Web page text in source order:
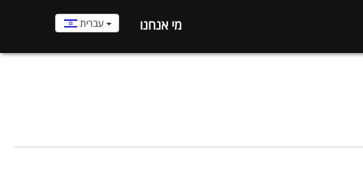
מי אנחנו עברית